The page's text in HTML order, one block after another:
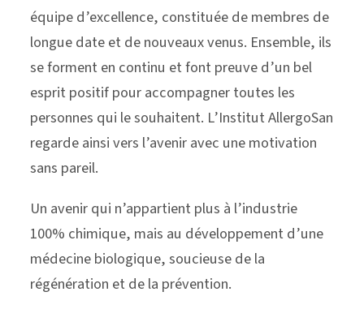
équipe d’excellence, constituée de membres de
longue date et de nouveaux venus. Ensemble, ils
se forment en continu et font preuve d’un bel
esprit positif pour accompagner toutes les
personnes qui le souhaitent. L’Institut AllergoSan
regarde ainsi vers l’avenir avec une motivation
sans pareil.
Un avenir qui n’appartient plus à l’industrie
100% chimique, mais au développement d’une
médecine biologique, soucieuse de la
régénération et de la prévention.